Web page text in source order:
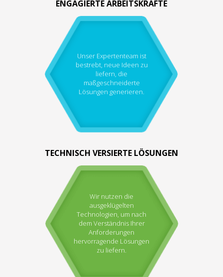
ENGAGIERTE ARBEITSKRÄFTE
Unser Expertenteam ist
bestrebt, neue Ideen zu
liefern, die
maßgeschneiderte
Lösungen generieren.
TECHNISCH VERSIERTE LÖSUNGEN
Wir nutzen die
ausgeklügelten
Technologien, um nach
dem Verständnis Ihrer
Anforderungen
hervorragende Lösungen
zu liefern.